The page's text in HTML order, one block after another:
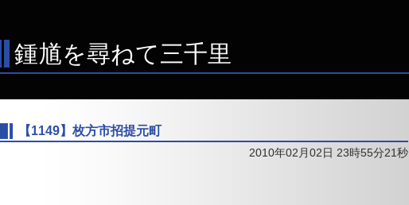
鍾馗を尋ねて三千里
【1149】枚方市招提元町
2010年02月02日 23時55分21秒